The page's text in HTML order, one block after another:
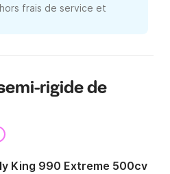
frais de service et
rigide de
King 990 Extreme 500cv